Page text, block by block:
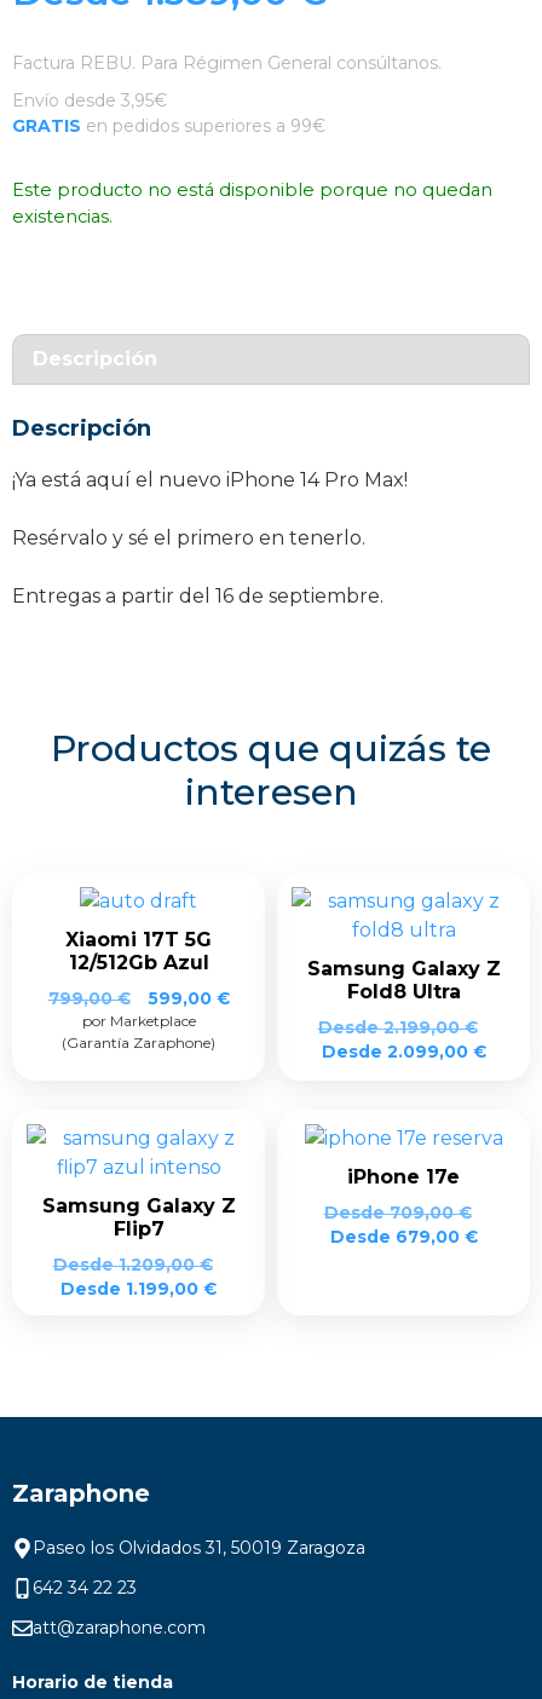
Factura REBU. Para Régimen General consúltanos.
Envío desde 3,95€
GRATIS en pedidos superiores a 99€
Este producto no está disponible porque no quedan
existencias.
Descripción
Descripción
¡Ya está aquí el nuevo iPhone 14 Pro Max!
Resérvalo y sé el primero en tenerlo.
Entregas a partir del 16 de septiembre.
Productos que quizás te
interesen
Xiaomi 17T 5G
12/512Gb Azul
799,00€
El
precio
original
599,00 €El
por Marketplace
(Garantía Zaraphone)
Samsung Galaxy Z
Fold8 Ultra
Desde2.199,00€
Desde 2.099,00 €
Samsung Galaxy Z
Flip7
Desde1.209,00€
Desde 1.199,00 €
iPhone 17e
Desde709,00€
Desde 679,00 €
Zaraphone
Paseo los Olvidados 31, 50019 Zaragoza
642 34 22 23
att@zaraphone.com
Horario de tienda